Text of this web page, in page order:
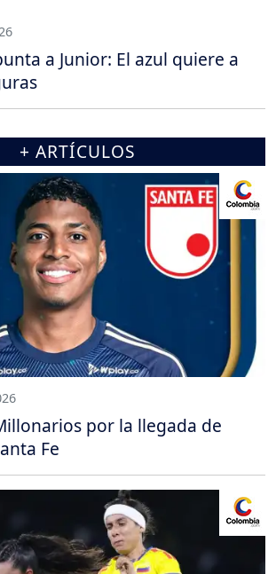
a Junior: El azul quiere a
+ ARTÍCULOS
por la llegada de
Fe